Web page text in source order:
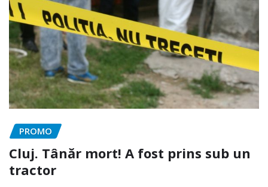
PROMO
Cluj. Tânăr mort! A fost prins sub un
tractor